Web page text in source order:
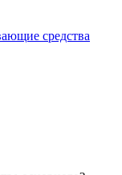
средства